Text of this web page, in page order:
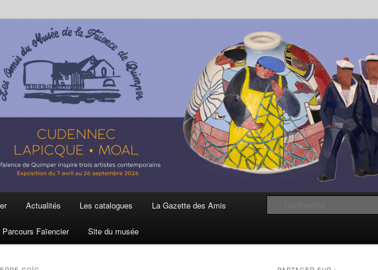
et de la Faïence de Quimper
Actualités Les catalogues La Gazette des Amis
Parcours Faïencier Site du musée